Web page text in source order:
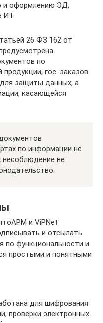
и оформлению ЭД,
ИТ.
26 ФЗ 162 от
по
гос. заказов
для защиты данных, а
касающейся
по информации не
несоблюдение не
и ViPNet
и отсылать
функциональности и
простыми и понятными
для шифрования
проверки электронных